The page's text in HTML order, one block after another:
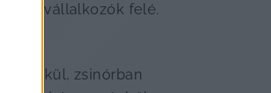
az alvállalkozók felé.
nélkül, zsinórban